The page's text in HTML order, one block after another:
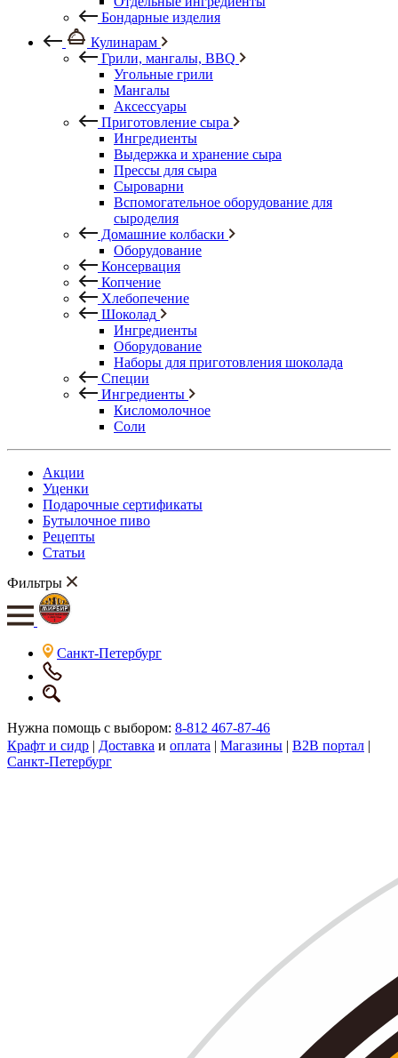
Бондарные изделия
Кулинарам
Грили, мангалы, BBQ
Угольные грили
Мангалы
Аксессуары
Приготовление сыра
Ингредиенты
Выдержка и хранение сыра
Прессы для сыра
Сыроварни
Вспомогательное оборудование для
сыроделия
Домашние колбаски
Оборудование
Консервация
Копчение
Хлебопечение
Шоколад
Ингредиенты
Оборудование
Наборы для приготовления шоколада
Специи
Ингредиенты
Кисломолочное
Соли
Акции
Уценки
Подарочные сертификаты
Бутылочное пиво
Рецепты
Статьи
Фильтры
Санкт-Петербург
Нужна помощь с выбором: 8-812 467-87-46
Крафт и сидр | Доставка и оплата | Магазины | B2B портал |
Санкт-Петербург